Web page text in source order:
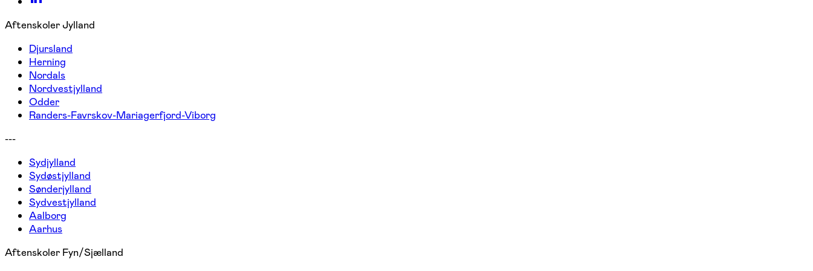
Aftenskoler Jylland
Djursland
Herning
Nordals
Nordvestjylland
Odder
Randers-Favrskov-Mariagerfjord-Viborg
---
Sydjylland
Sydøstjylland
Sønderjylland
Sydvestjylland
Aalborg
Aarhus
Aftenskoler Fyn/Sjælland